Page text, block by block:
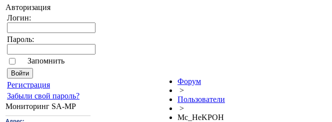
Авторизация
Логин:
Пароль:
Запомнить
Pегиcтрaция
Забыли свой пароль?
Мониторинг SA-MP
Форум
>
Пользователи
>
Mc_HeKPOH